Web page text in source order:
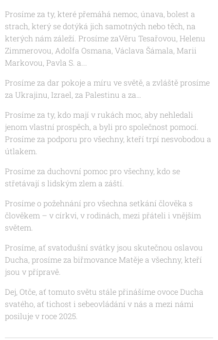
Prosíme za ty, které přemáhá nemoc, únava, bolest a
strach, který se dotýká jich samotných nebo těch, na
kterých nám záleží. Prosíme zaVěru Tesařovou, Helenu
Zimmerovou, Adolfa Osmana, Václava Šámala, Marii
Markovou, Pavla S. a...
Prosíme za dar pokoje a míru ve světě, a zvláště prosíme
za Ukrajinu, Izrael, za Palestinu a za…
Prosíme za ty, kdo mají v rukách moc, aby nehledali
jenom vlastní prospěch, a byli pro společnost pomocí.
Prosíme za podporu pro všechny, kteří trpí nesvobodou a
útlakem.
Prosíme za duchovní pomoc pro všechny, kdo se
střetávají s lidským zlem a záští.
Prosíme o požehnání pro všechna setkání člověka s
člověkem – v církvi, v rodinách, mezi přáteli i vnějším
světem.
Prosíme, ať svatodušní svátky jsou skutečnou oslavou
Ducha, prosíme za biřmovance Matěje a všechny, kteří
jsou v přípravě.
Dej, Otče, ať tomuto světu stále přinášíme ovoce Ducha
svatého, ať tichost i sebeovládání v nás a mezi námi
posiluje v roce 2025.